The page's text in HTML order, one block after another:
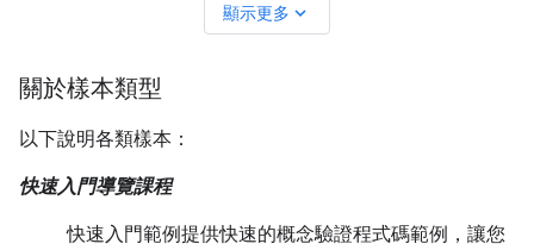
顯示更多 expand_more
關於樣本類型
以下說明各類樣本：
快速入門導覽課程
快速入門範例提供快速的概念驗證程式碼範例，讓您